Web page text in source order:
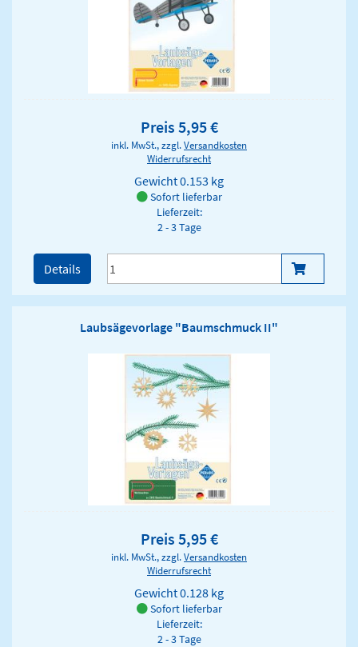
Preis 5,95 €
inkl. MwSt., zzgl.Versandkosten
Widerrufsrecht
Gewicht0.153 kg
Sofort lieferbar
Lieferzeit:
2 - 3 Tage
Details
Laubsägevorlage "Baumschmuck II"
Preis 5,95 €
inkl. MwSt., zzgl.Versandkosten
Widerrufsrecht
Gewicht0.128 kg
Sofort lieferbar
Lieferzeit:
2 - 3 Tage